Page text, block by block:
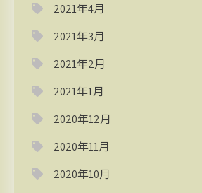
2021年4月
2021年3月
2021年2月
2021年1月
2020年12月
2020年11月
2020年10月